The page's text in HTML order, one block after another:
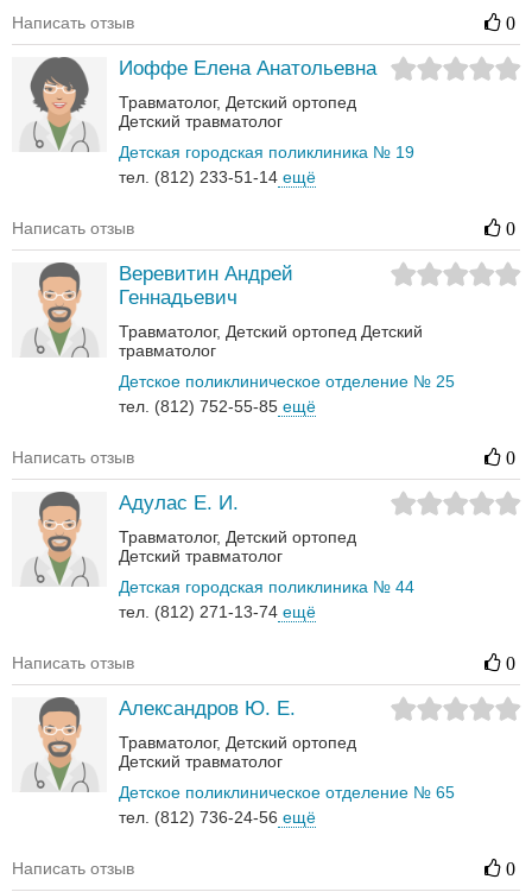
Написать отзыв 0
Иоффе Елена Анатольевна
Травматолог Детский ортопед
Детский травматолог
Детская городская поликлиника № 19
тел. (812) 233-51-14 ещё
Написать отзыв 0
Веревитин Андрей
Геннадьевич
Травматолог Детский ортопед Детский
травматолог
Детское поликлиническое отделение № 25
тел. (812) 752-55-85 ещё
Написать отзыв 0
Адулас Е. И.
Травматолог Детский ортопед
Детский травматолог
Детская городская поликлиника № 44
тел. (812) 271-13-74 ещё
Написать отзыв 0
Александров Ю. Е.
Травматолог Детский ортопед
Детский травматолог
Детское поликлиническое отделение № 65
тел. (812) 736-24-56 ещё
Написать отзыв 0